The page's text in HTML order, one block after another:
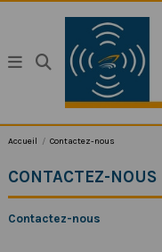
Accueil Contactez-nous
CONTACTEZ-NOUS
Contactez-nous